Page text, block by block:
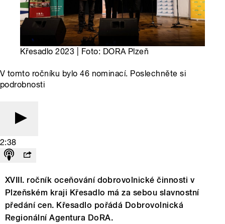
Křesadlo 2023 | Foto: DORA Plzeň
V tomto ročníku bylo 46 nominací. Poslechněte si
podrobnosti
2:38
XVIII. ročník oceňování dobrovolnické činnosti v
Plzeňském kraji Křesadlo má za sebou slavnostní
předání cen. Křesadlo pořádá Dobrovolnická
Regionální Agentura DoRA.